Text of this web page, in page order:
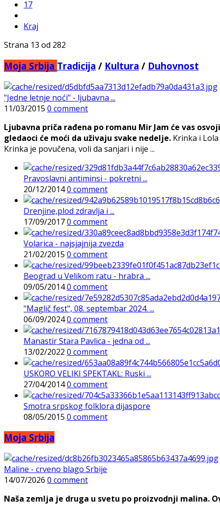
17
Kraj
Strana 13 od 282
Moja Srbija Tradicija / Kultura / Duhovnost
"Jedne letnje noći" - ljubavna ...
11/03/2015 0 comment
Ljubavna priča rađena po romanu Mir Jam će vas
gledaoci će moći da uživaju svake nedelje. Krinka i
Krinka je povučena, voli da sanjari i nije ...
Pravoslavni antiminsi - pokretni ...
20/12/20140 comment
Drenjine,plod zdravlja i ...
17/09/20170 comment
Volarica - najsjajnija zvezda
21/02/2015 0 comment
Beograd u Velikom ratu - hrabra ...
09/05/20140 comment
"Maglič fest", 08. septembar 2024. ...
06/09/20240 comment
Manastir Stara Pavlica - jedna od ...
13/02/2022 0 comment
USKORO VELIKI SPEKTAKL: Ruski ...
27/04/20140 comment
Smotra srpskog folklora dijaspore
08/05/2015 0 comment
Moja Srbija
Maline - crveno blago Srbije
14/07/2026 0 comment
Naša zemlja je druga u svetu po proizvodnji malina.